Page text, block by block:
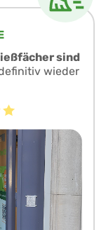
sind
wieder